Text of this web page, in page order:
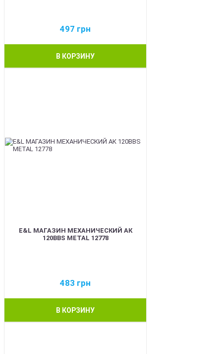
497 грн
В КОРЗИНУ
E&L МАГАЗИН МЕХАНИЧЕСКИЙ АК
120BBS METAL 12778
483 грн
В КОРЗИНУ